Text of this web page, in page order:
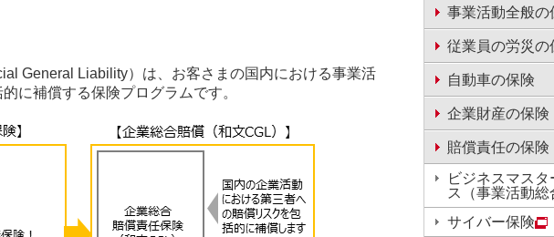
General Liability）は、お客さまの国内における事業活
に補償する保険プログラムです。
事業活動全般の
従業員の労災の
自動車の保険
企業財産の保険
賠償責任の保険
ビジネスマスタ
ス（事業活動総
サイバー保険